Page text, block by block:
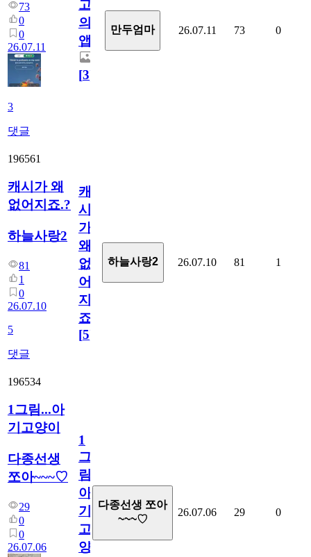
73
0
0
26.07.11
3
댓글
고
의
앱.
[3]
만두엄마 26.07.11 73 0
196561
캐시가 왜
없어지죠.?
하늘사랑2
81
1
0
26.07.10
5
댓글
캐
시
가
왜
없
어
지
죠.?
[5]
하늘사랑2 26.07.10 81 1
196534
1그림...아
기고양이
다종선생
쪼아~~~♡
29
0
0
26.07.06
1
그
림...
아
기
고
양
다종선생 쪼아
~~~♡
26.07.06 29 0